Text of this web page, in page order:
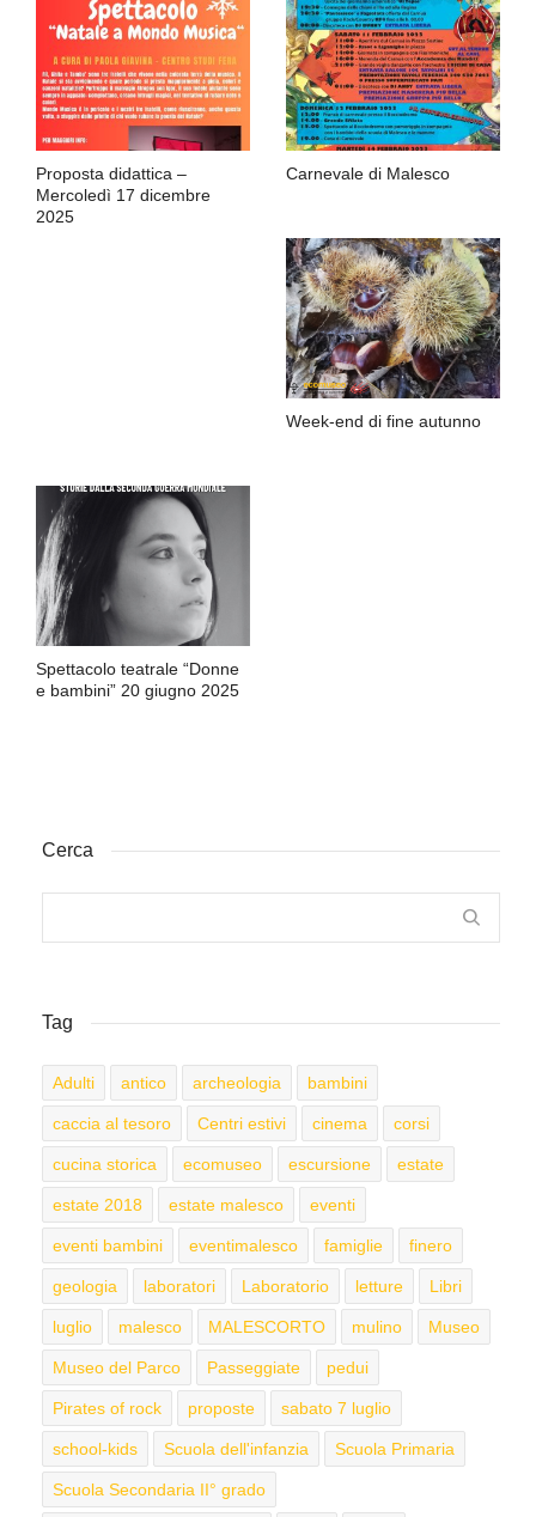
Proposta didattica –
Mercoledì 17 dicembre
2025
Carnevale di Malesco
Week-end di fine autunno
Spettacolo teatrale “Donne
e bambini” 20 giugno 2025
Cerca
Tag
Adulti antico archeologia bambini
caccia al tesoro Centri estivi cinema corsi
cucina storica ecomuseo escursione estate
estate 2018 estate malesco eventi
eventi bambini eventimalesco famiglie finero
geologia laboratori Laboratorio letture Libri
luglio malesco MALESCORTO mulino Museo
Museo del Parco Passeggiate pedui
Pirates of rock proposte sabato 7 luglio
school-kids Scuola dell'infanzia Scuola Primaria
Scuola Secondaria II° grado